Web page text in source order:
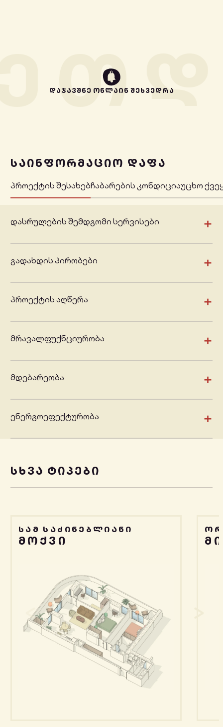
ᲓᲐᲯᲐᲕᲨᲜᲔ ᲝᲜᲚᲐᲘᲜ ᲨᲔᲮᲕᲔᲓᲠᲐ
ᲡᲐᲘᲜᲤᲝᲠᲛᲐᲪᲘᲝ ᲓᲐᲤᲐ
პროექტის შესახებჩაბარების კონდიციაუცხო
დასრულების შემდგომი სერვისები +
გადახდის პირობები +
პროექტის აღწერა +
მრავალფუქნციურობა +
მდებარეობა +
ენერგოეფექტურობა +
ᲡᲮᲕᲐ ᲢᲘᲞᲔᲑᲘ
ᲡᲐᲛ ᲡᲐᲫᲘᲜᲔᲑᲚᲘᲐᲜᲘ
ᲛᲝᲥᲕᲘ
ᲝᲠ